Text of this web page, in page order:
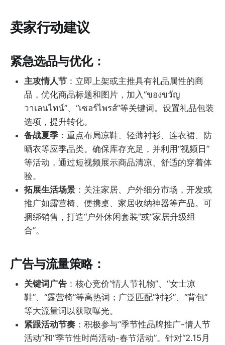
卖家行动建议
紧急选品与优化：
主攻情人节 ：立即上架或主推具有礼品属性的商
品，优化商品标题和图片，加入“ของขวัญ
วาเลนไทน์”、“เซอร์ไพรส์”等关键词。设置礼品包装
选项，提升转化。
备战夏季 ：重点布局凉鞋、轻薄衬衫、连衣裙、防
晒衣等应季品类。确保库存充足，并利用“视频日”
等活动，通过短视频展示商品清凉、舒适的穿着体
验。
拓展生活场景 ：关注家居、户外细分市场，开发或
推广如露营椅、便携桌、家居收纳神器等产品。可
捆绑销售，打造“户外休闲套装”或“家居升级组
合”。
广告与流量策略：
关键词广告 ：核心竞价“情人节礼物”、“女士凉
鞋”、“露营椅”等高热词；广泛匹配“衬衫”、“背包”
等大流量词以获取曝光。
紧跟活动节奏 ：积极参与“季节性品牌推广-情人节
活动”和“季节性时尚活动-春节活动”。针对“2.15月